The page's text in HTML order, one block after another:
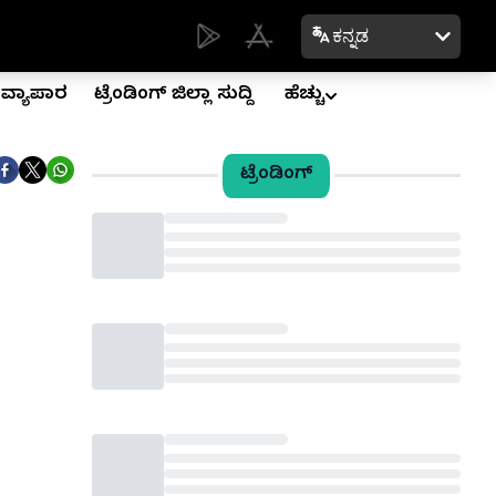
ಕನ್ನಡ
ವ್ಯಾಪಾರ ಟ್ರೆಂಡಿಂಗ್ ಜಿಲ್ಲಾ ಸುದ್ದಿ ಹೆಚ್ಚು
ಟ್ರೆಂಡಿಂಗ್